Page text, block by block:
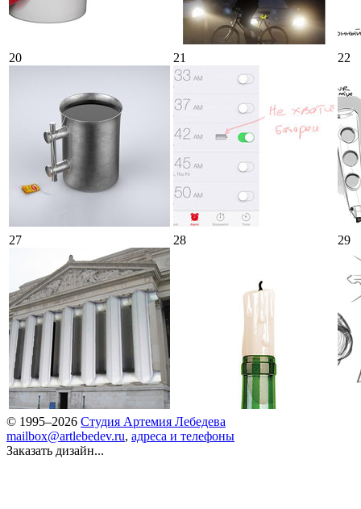
20 21 22
27 28 29
© 1995–2026 Студия Артемия Лебедева
mailbox@artlebedev.ru, адреса и телефоны
Заказать дизайн...